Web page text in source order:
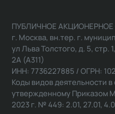
ПУБЛИЧНОЕ
г. Москва, вн.тер. г.
ул Льва Толстого, д. 5, стр.
2А (А311)
ИНН: 7736227885 / ОГРН:
Коды видов деятельности
утвержденному Приказом
2023 г. № 449: 2.01, 27.01,